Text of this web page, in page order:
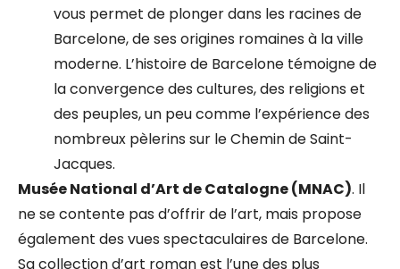
vous permet de plonger dans les racines de
Barcelone, de ses origines romaines à la ville
moderne. L’histoire de Barcelone témoigne de
la convergence des cultures, des religions et
des peuples, un peu comme l’expérience des
nombreux pèlerins sur le Chemin de Saint-
Jacques.
Musée National d’Art de Catalogne (MNAC). Il
ne se contente pas d’offrir de l’art, mais propose
également des vues spectaculaires de Barcelone.
Sa collection d’art roman est l’une des plus